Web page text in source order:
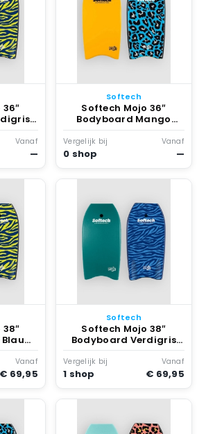
Vanaf
—
Softech
Softech Mojo 36″
Bodyboard Mango
Leopard
Vergelijk bij
0 shop
Vanaf
—
Vanaf
€ 69,95
Softech
Softech Mojo 38″
Bodyboard Verdigris
Zebra
Vergelijk bij
1 shop
Vanaf
€ 69,95